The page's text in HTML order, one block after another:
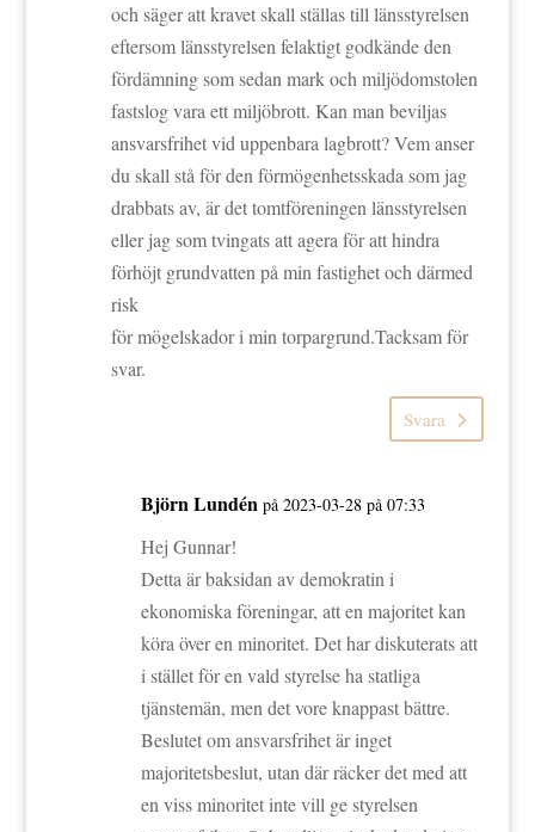
och säger att kravet skall ställas till länsstyrelsen
eftersom länsstyrelsen felaktigt godkände den
fördämning som sedan mark och miljödomstolen
fastslog vara ett miljöbrott. Kan man beviljas
ansvarsfrihet vid uppenbara lagbrott? Vem anser
du skall stå för den förmögenhetsskada som jag
drabbats av, är det tomtföreningen länsstyrelsen
eller jag som tvingats att agera för att hindra
förhöjt grundvatten på min fastighet och därmed
risk
för mögelskador i min torpargrund.Tacksam för
svar.
Svara
Björn Lundén på 2023-03-28 på 07:33
Hej Gunnar!
Detta är baksidan av demokratin i
ekonomiska föreningar, att en majoritet kan
köra över en minoritet. Det har diskuterats att
i stället för en vald styrelse ha statliga
tjänstemän, men det vore knappast bättre.
Beslutet om ansvarsfrihet är inget
majoritetsbeslut, utan där räcker det med att
en viss minoritet inte vill ge styrelsen